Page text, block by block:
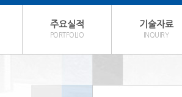
주요실적
PORTFOLIO
기술자료
INQUIRY